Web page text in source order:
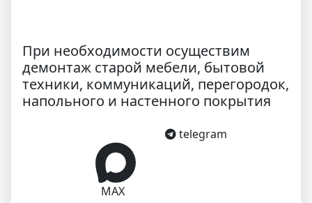
При необходимости осуществим
демонтаж старой мебели, бытовой
техники, коммуникаций, перегородок,
напольного и настенного покрытия
MAX
telegram